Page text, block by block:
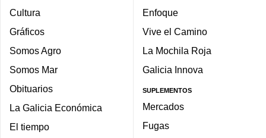
Cultura
Gráficos
Somos Agro
Somos Mar
Obituarios
La Galicia Económica
El tiempo
Enfoque
Vive el Camino
La Mochila Roja
Galicia Innova
SUPLEMENTOS
Mercados
Fugas